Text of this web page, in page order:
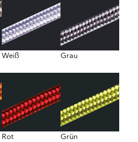
Weiß Grau
Rot Grün